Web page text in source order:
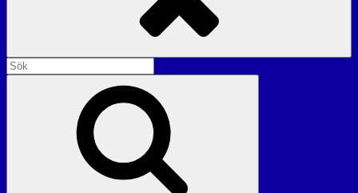
Sök
efter: